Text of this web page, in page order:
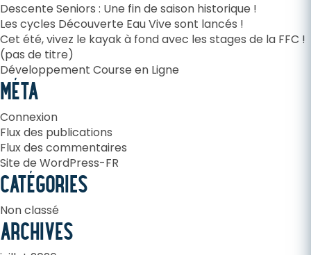
Descente Seniors : Une fin de saison historique !
Les cycles Découverte Eau Vive sont lancés !
Cet été, vivez le kayak à fond avec les stages de la FFC !
(pas de titre)
Développement Course en Ligne
MÉTA
Connexion
Flux des publications
Flux des commentaires
Site de WordPress-FR
CATÉGORIES
Non classé
ARCHIVES